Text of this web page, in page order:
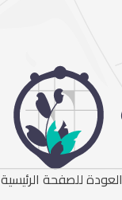
العودة للصفحة الرئيسية